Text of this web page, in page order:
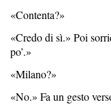
«Contenta?»
«Credo di sì.» Poi
po’.»
«Milano?»
«No.» Fa un gesto